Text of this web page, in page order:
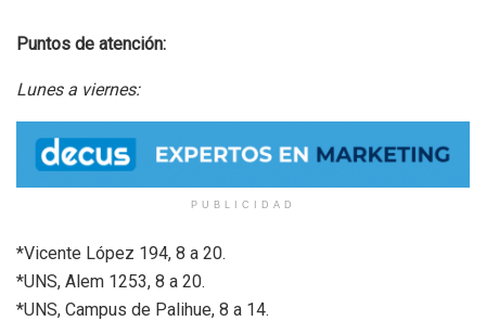
Puntos de atención:
Lunes a viernes:
PUBLICIDAD
*Vicente López 194, 8 a 20.
*UNS, Alem 1253, 8 a 20.
*UNS, Campus de Palihue, 8 a 14.